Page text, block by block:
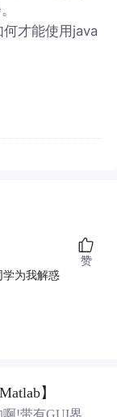
才能使用java
学为我解惑
赞
】